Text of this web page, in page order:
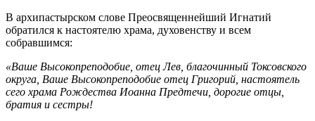
В архипастырском слове Преосвященнейший Игнатий
обратился к настоятелю храма, духовенству и всем
собравшимся:
«Ваше Высокопреподобие, отец Лев, благочинный Токсовского
округа, Ваше Высокопреподобие отец Григорий, настоятель
сего храма Рождества Иоанна Предтечи, дорогие отцы,
братия и сестры!